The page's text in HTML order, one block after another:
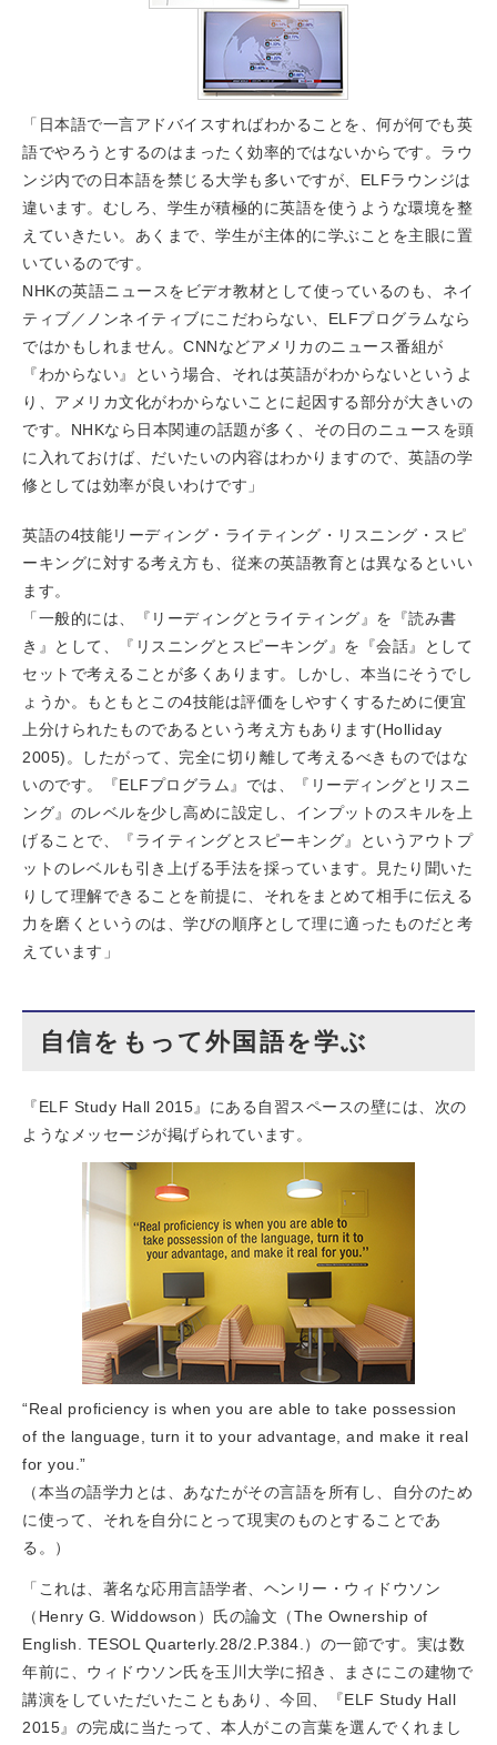
「日本語で一言アドバイスすればわかることを、何が何でも英
語でやろうとするのはまったく効率的ではないからです。ラウ
ンジ内での日本語を禁じる大学も多いですが、ELFラウンジは
違います。むしろ、学生が積極的に英語を使うような環境を整
えていきたい。あくまで、学生が主体的に学ぶことを主眼に置
いているのです。
NHKの英語ニュースをビデオ教材として使っているのも、ネイ
ティブ／ノンネイティブにこだわらない、ELFプログラムなら
ではかもしれません。CNNなどアメリカのニュース番組が
『わからない』という場合、それは英語がわからないというよ
り、アメリカ文化がわからないことに起因する部分が大きいの
です。NHKなら日本関連の話題が多く、その日のニュースを頭
に入れておけば、だいたいの内容はわかりますので、英語の学
修としては効率が良いわけです」
英語の4技能リーディング・ライティング・リスニング・スピ
ーキングに対する考え方も、従来の英語教育とは異なるといい
ます。
「一般的には、『リーディングとライティング』を『読み書
き』として、『リスニングとスピーキング』を『会話』として
セットで考えることが多くあります。しかし、本当にそうでし
ょうか。もともとこの4技能は評価をしやすくするために便宜
上分けられたものであるという考え方もあります(Holliday
2005)。したがって、完全に切り離して考えるべきものではな
いのです。『ELFプログラム』では、『リーディングとリスニ
ング』のレベルを少し高めに設定し、インプットのスキルを上
げることで、『ライティングとスピーキング』というアウトプ
ットのレベルも引き上げる手法を採っています。見たり聞いた
りして理解できることを前提に、それをまとめて相手に伝える
力を磨くというのは、学びの順序として理に適ったものだと考
えています」
自信をもって外国語を学ぶ
『ELF Study Hall 2015』にある自習スペースの壁には、次の
ようなメッセージが掲げられています。
“Real proficiency is when you are able to take possession
of the language, turn it to your advantage, and make it real
for you.”
（本当の語学力とは、あなたがその言語を所有し、自分のため
に使って、それを自分にとって現実のものとすることであ
る。）
「これは、著名な応用言語学者、ヘンリー・ウィドウソン
（Henry G. Widdowson）氏の論文（The Ownership of
English. TESOL Quarterly.28/2.P.384.）の一節です。実は数
年前に、ウィドウソン氏を玉川大学に招き、まさにこの建物で
講演をしていただいたこともあり、今回、『ELF Study Hall
2015』の完成に当たって、本人がこの言葉を選んでくれまし